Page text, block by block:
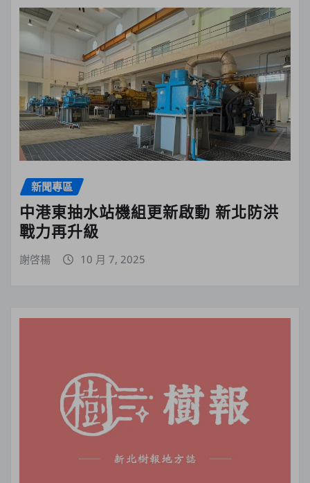
新聞專區
中港東抽水站機組更新啟動 新北防洪
戰力再升級
謝啓楊 10 月 7, 2025